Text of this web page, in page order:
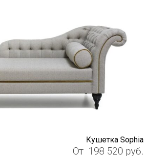
Кушетка Sophia
От 198 520 руб.